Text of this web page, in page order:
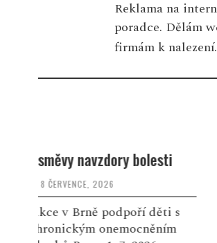
Reklama na
poradce. Dělám
firmám k nalezení.
Proč domácnosti plýtvají
vodou i automatizované
zpracování dat. Nejlepší
ekonomické diplomky znají
vítěze!